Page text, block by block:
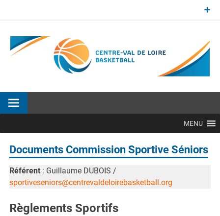
MENU
Documents Commission Sportive Séniors
Référent : Guillaume DUBOIS /
sportiveseniors@centrevaldeloirebasketball.org
Règlements Sportifs